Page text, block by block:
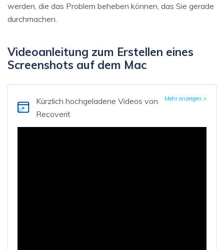
werden, die das Problem beheben können, das Sie gerade
durchmachen.
Videoanleitung zum Erstellen eines
Screenshots auf dem Mac
Kürzlich hochgeladene Videos von
Recoverit
Mehr anzeigen >